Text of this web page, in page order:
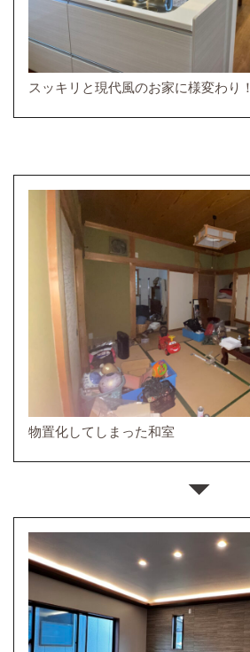
スッキリと現代風のお家に様変わり！
物置化してしまった和室